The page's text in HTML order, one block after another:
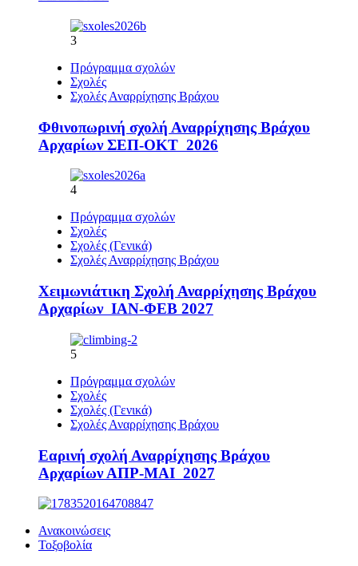
3
Πρόγραμμα σχολών
Σχολές
Σχολές Αναρρίχησης Βράχου
Φθινοπωρινή σχολή Αναρρίχησης Βράχου
Αρχαρίων ΣΕΠ-ΟΚΤ 2026
4
Πρόγραμμα σχολών
Σχολές
Σχολές (Γενικά)
Σχολές Αναρρίχησης Βράχου
Χειμωνιάτικη Σχολή Αναρρίχησης Βράχου
Αρχαρίων ΙΑΝ-ΦΕΒ 2027
5
Πρόγραμμα σχολών
Σχολές
Σχολές (Γενικά)
Σχολές Αναρρίχησης Βράχου
Εαρινή σχολή Αναρρίχησης Βράχου
Αρχαρίων ΑΠΡ-ΜΑΙ 2027
Ανακοινώσεις
Τοξοβολία